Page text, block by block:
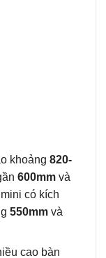
khoảng 820-
600mm và
có kích
550mm và
cao bàn